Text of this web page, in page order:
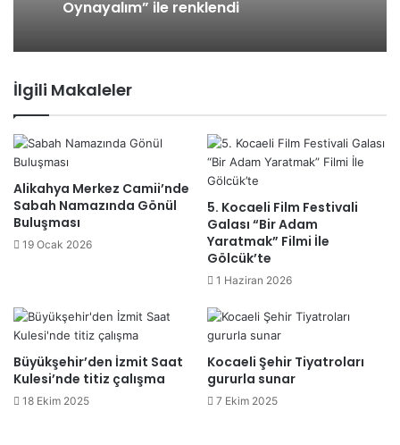
Oynayalım” ile renklendi
İlgili Makaleler
Alikahya Merkez Camii’nde
Sabah Namazında Gönül
Buluşması
19 Ocak 2026
5. Kocaeli Film Festivali
Galası “Bir Adam
Yaratmak” Filmi İle
Gölcük’te
1 Haziran 2026
Büyükşehir’den İzmit Saat
Kulesi’nde titiz çalışma
18 Ekim 2025
Kocaeli Şehir Tiyatroları
gururla sunar
7 Ekim 2025